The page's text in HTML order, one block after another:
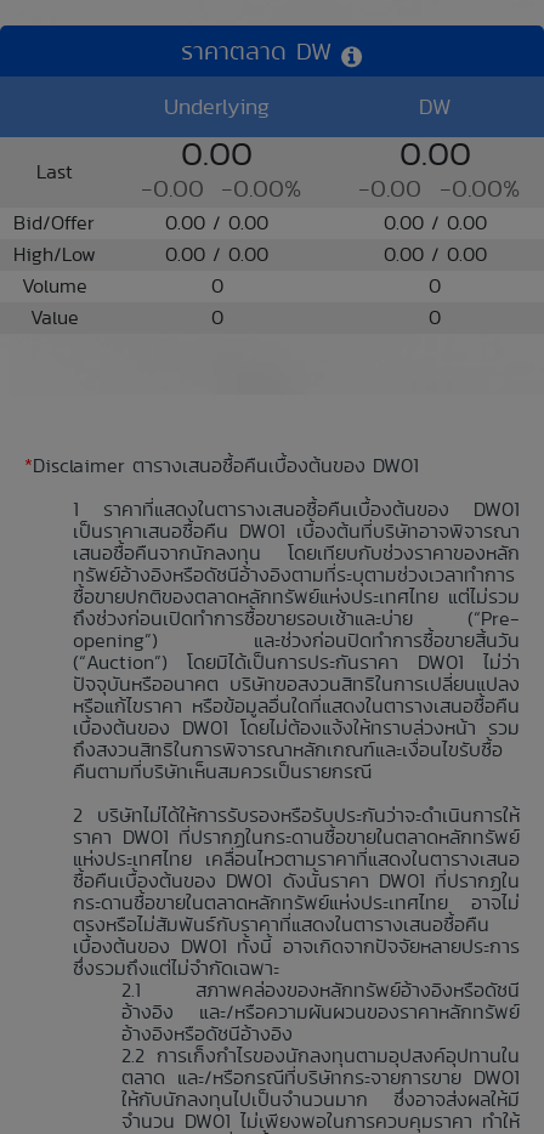
ราคาตลาด DW
Underlying DW
Last 0.00
-0.00 -0.00%
0.00
-0.00 -0.00%
Bid/Offer 0.00 / 0.00
0.00 / 0.00
High/Low
0.00 / 0.00
0.00 / 0.00
Volume
0
0
Value
0 0
*Disclaimer ตารางเสนอซื้อคืนเบื้องต้นของ DW01
ราคาที่แสดงในตารางเสนอซื้อคืนเบื้องต้นของ DW01
เป็นราคาเสนอซื้อคืน DW01 เบื้องต้นที่บริษัทอาจพิจารณา
เสนอซื้อคืนจากนักลงทุน โดยเทียบกับช่วงราคาของหลัก
ทรัพย์อ้างอิงหรือดัชนีอ้างอิงตามที่ระบุตามช่วงเวลาทำการ
ซื้อขายปกติของตลาดหลักทรัพย์แห่งประเทศไทย แต่ไม่รวม
ถึงช่วงก่อนเปิดทำการซื้อขายรอบเช้าและบ่าย (“Pre-
opening”) และช่วงก่อนปิดทำการซื้อขายสิ้นวัน
(“Auction”) โดยมิได้เป็นการประกันราคา DW01 ไม่ว่า
ปัจจุบันหรืออนาคต บริษัทขอสงวนสิทธิในการเปลี่ยนแปลง
หรือแก้ไขราคา หรือข้อมูลอื่นใดที่แสดงในตารางเสนอซื้อคืน
เบื้องต้นของ DW01 โดยไม่ต้องแจ้งให้ทราบล่วงหน้า รวม
ถึงสงวนสิทธิในการพิจารณาหลักเกณฑ์และเงื่อนไขรับซื้อ
คืนตามที่บริษัทเห็นสมควรเป็นรายกรณี
บริษัทไม่ได้ให้การรับรองหรือรับประกันว่าจะดำเนินการให้
ราคา DW01 ที่ปรากฏในกระดานซื้อขายในตลาดหลักทรัพย์
แห่งประเทศไทย เคลื่อนไหวตามราคาที่แสดงในตารางเสนอ
ซื้อคืนเบื้องต้นของ DW01 ดังนั้นราคา DW01 ที่ปรากฏใน
กระดานซื้อขายในตลาดหลักทรัพย์แห่งประเทศไทย อาจไม่
ตรงหรือไม่สัมพันธ์กับราคาที่แสดงในตารางเสนอซื้อคืน
เบื้องต้นของ DW01 ทั้งนี้ อาจเกิดจากปัจจัยหลายประการ
ซึ่งรวมถึงแต่ไม่จำกัดเฉพาะ
สภาพคล่องของหลักทรัพย์อ้างอิงหรือดัชนี
อ้างอิง และ/หรือความผันผวนของราคาหลักทรัพย์
อ้างอิงหรือดัชนีอ้างอิง
การเก็งกำไรของนักลงทุนตามอุปสงค์อุปทานใน
ตลาด และ/หรือกรณีที่บริษัทกระจายการขาย DW01
ให้กับนักลงทุนไปเป็นจำนวนมาก ซึ่งอาจส่งผลให้มี
จำนวน DW01 ไม่เพียงพอในการควบคุมราคา ทำให้